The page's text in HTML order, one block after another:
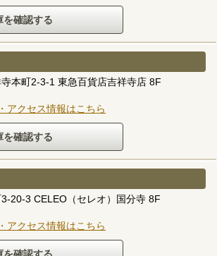
本町2-3-1 東急百貨店吉祥寺店 8F
アクセス情報はこちら
20-3 CELEO（セレオ）国分寺 8F
アクセス情報はこちら